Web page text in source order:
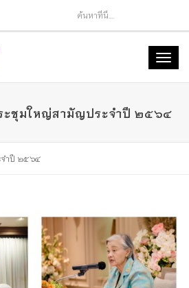
ะชุมใหญ่สามัญประจำปี ๒๕๖๔
จำปี ๒๕๖๔